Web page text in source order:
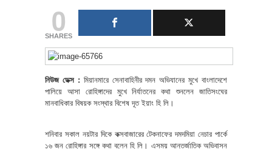
0
SHARES
নিউজ ডেক্স : মিয়ানমারে সেনাবাহিনীর দমন অভিযানের মুখে বাংলাদেশে
পালিয়ে আসা রোহিঙ্গাদের মুখে নির্যাতনের কথা শুনলেন জাতিসংঘের
মানবাধিকার বিষয়ক সংস্থার বিশেষ দূত ইয়াং হি লি।
শনিবার সকাল নয়টার দিকে কক্সবাজারের টেকনাফের দমদমিয়া নেচার পার্কে
১৬ জন রোহিঙ্গার সঙ্গে কথা বলেন হি লি। এসময় আন্তর্জাতিক অভিবাসন